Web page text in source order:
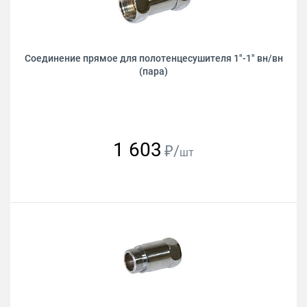
Соединение прямое для полотенцесушителя 1"-1" вн/вн
(пара)
1 603 ₽/шт